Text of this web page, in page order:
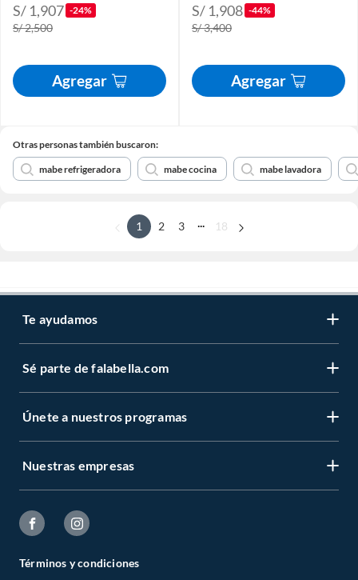
S/ 1,907 -24%
S/ 2,500
Agregar
S/ 1,908 -44%
S/ 3,400
Agregar
Otras personas también buscaron:
mabe refrigeradora mabe cocina mabe lavadora
1 2 3 ... 18
Te ayudamos
Sé parte de falabella.com
Únete a nuestros programas
Nuestras empresas
Términos y condiciones